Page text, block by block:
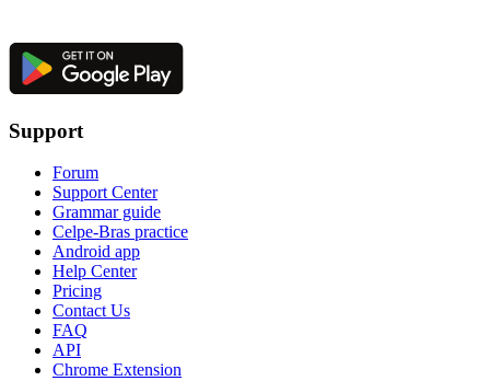
Support
Forum
Support Center
Grammar guide
Celpe-Bras practice
Android app
Help Center
Pricing
Contact Us
FAQ
API
Chrome Extension